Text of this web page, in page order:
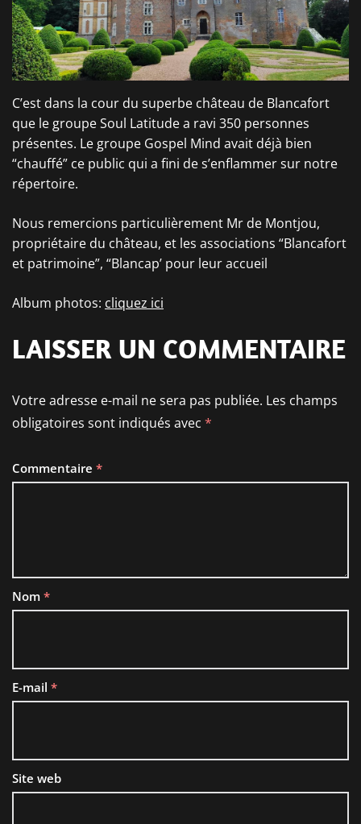
C’est dans la cour du superbe château de Blancafort
que le groupe Soul Latitude a ravi 350 personnes
présentes. Le groupe Gospel Mind avait déjà bien
“chauffé” ce public qui a fini de s’enflammer sur notre
répertoire.
Nous remercions particulièrement Mr de Montjou,
propriétaire du château, et les associations “Blancafort
et patrimoine”, “Blancap’ pour leur accueil
Album photos: cliquez ici
LAISSER UN COMMENTAIRE
Votre adresse e-mail ne sera pas publiée. Les champs
obligatoires sont indiqués avec *
Commentaire *
Nom *
E-mail *
Site web